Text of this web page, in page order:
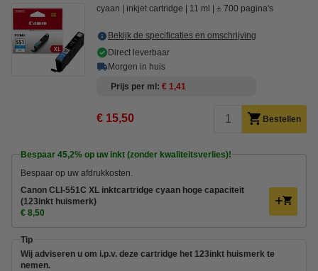
cyaan inkjet cartridge 11 ml ± 700 pagina's
Bekijk de specificaties en omschrijving
Direct leverbaar
Morgen in huis
Prijs per ml
€ 1,41
€ 15,50 Bestellen
Bespaar 45,2% op uw inkt (zonder kwaliteitsverlies)!
Bespaar op uw afdrukkosten.
Canon CLI-551C XL inktcartridge cyaan hoge capaciteit
(123inkt huismerk)
€ 8,50
Tip
Wij adviseren u om i.p.v. deze cartridge het 123inkt huismerk te
nemen.